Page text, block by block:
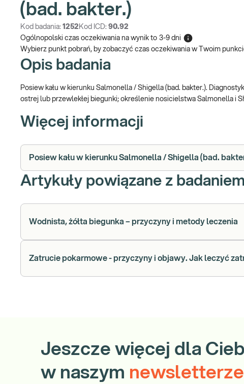
(bad. bakter.)
Kod badania: 1252 Kod ICD: 90.92
Ogólnopolski czas oczekiwania na wynik to 3-9 dni
Wybierz punkt pobrań, by zobaczyć czas oczekiwania w Twoim
Opis badania
Posiew kału w kierunku Salmonella / Shigella (bad. bakter.).
ostrej lub przewlekłej biegunki; określenie nosicielstwa Salmonella i
Więcej informacji
Posiew kału w kierunku Salmonella / Shigella (bad.
Artykuły powiązane z badaniem
Wodnista, żółta biegunka – przyczyny i metody leczenia
Zatrucie pokarmowe - przyczyny i objawy. Jak leczyć
Jeszcze więcej dla
w naszym newsletterze